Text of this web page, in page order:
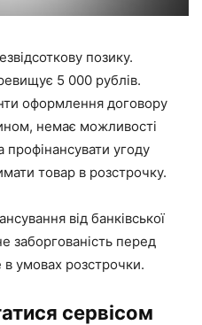
позику.
5 000 рублів.
оформлення договору
немає можливості
профінансувати угоду
товар в розстрочку.
від банківської
заборгованість перед
умовах розстрочки.
сервісом